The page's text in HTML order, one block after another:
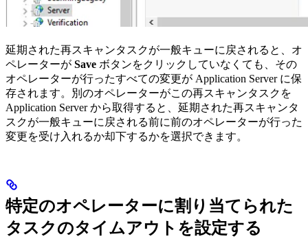
延期された再スキャンタスクが一般キューに戻されると、オ
ペレーターが Save ボタンをクリックしていなくても、その
オペレーターが行ったすべての変更が Application Server に保
存されます。別のオペレーターがこの再スキャンタスクを
Application Server から取得すると、延期された再スキャンタ
スクが一般キューに戻される前に前のオペレーターが行った
変更を受け入れるか却下するかを選択できます。
特定のオペレーターに割り当てられた
タスクのタイムアウトを設定する